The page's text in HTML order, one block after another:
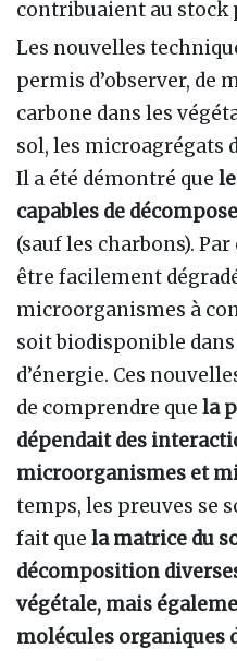
contribuaient au stock
Les nouvelles
permis d’observer, de
carbone dans les
sol, les microagrégats
Il a été démontré que
capables de
(sauf les charbons).
être facilement
microorganismes à
soit biodisponible
d’énergie. Ces
de comprendre que la
dépendait des
microorganismes et
temps, les preuves se
fait que la matrice du
décomposition
végétale, mais
molécules organiques